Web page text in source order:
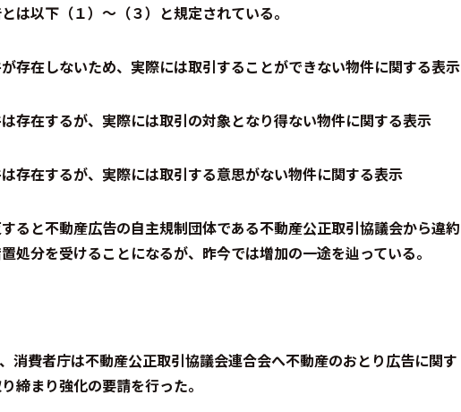
は以下（１）〜（３）と規定されている。
存在しないため、実際には取引することができない物件に関する表示
存在するが、実際には取引の対象となり得ない物件に関する表示
存在するが、実際には取引する意思がない物件に関する表示
ると不動産広告の自主規制団体である不動産公正取引協議会から違約
処分を受けることになるが、昨今では増加の一途を辿っている。
消費者庁は不動産公正取引協議会連合会へ不動産のおとり広告に関す
締まり強化の要請を行った。